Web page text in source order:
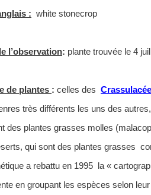
: white stonecrop
l’observation: plante trouvée le 4
de plantes : celles des
très différents les uns des
des plantes grasses molles
qui sont des plantes grasses
a rebattu en 1995 la «
en groupant les espèces selon